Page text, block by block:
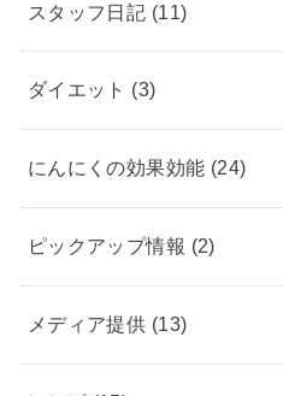
スタッフ日記 (11)
ダイエット (3)
にんにくの効果効能 (24)
ピックアップ情報 (2)
メディア提供 (13)